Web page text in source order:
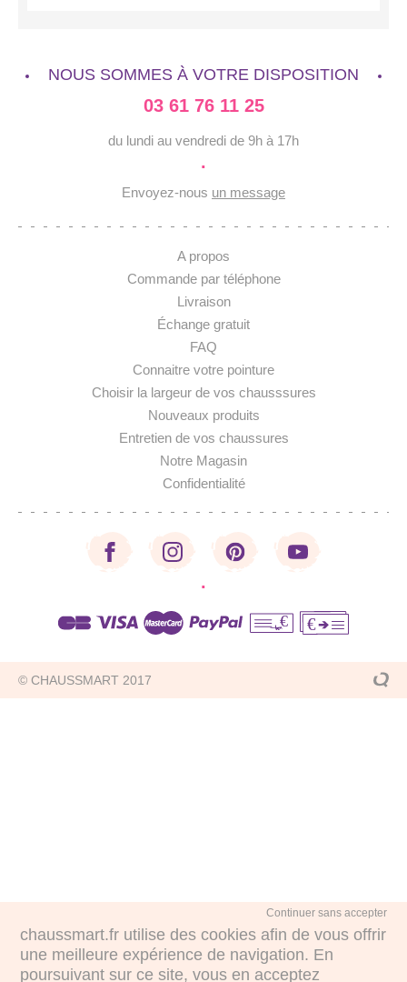
chaussmart.fr utilise des cookies afin de vous offrir
une meilleure expérience de navigation. En
poursuivant sur ce site, vous en acceptez
Continuer sans accepter
NOUS SOMMES À VOTRE DISPOSITION
03 61 76 11 25
du lundi au vendredi de 9h à 17h
·
Envoyez-nous un message
A propos
Commande par téléphone
Livraison
Échange gratuit
FAQ
Connaitre votre pointure
Choisir la largeur de vos chausssures
Nouveaux produits
Entretien de vos chaussures
Notre Magasin
Confidentialité
·
€ €
© CHAUSSMART 2017